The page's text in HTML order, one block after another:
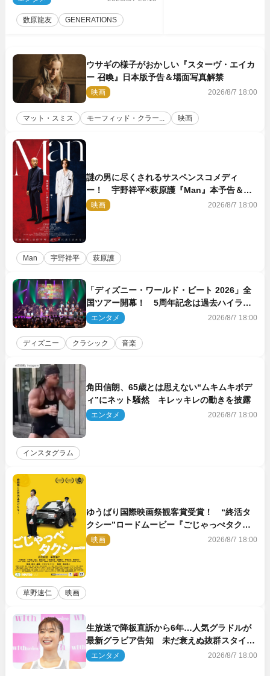
数原龍友 GENERATIONS
ウサギの様子がおかしい『スターヴ・エイカ
ー 召喚』日本版予告＆場面写真解禁
映画 2026/8/7 18:00
マット・スミス モーフィッド・クラー... 映画
謎の男に尽くされるサスペンスコメディ
ー！ 宇野祥平×萩原護『Man』本予告＆新
ビジュアル解禁
映画 2026/8/7 18:00
Man 宇野祥平 萩原護
「ディズニー・ワールド・ビート 2026」全
国ツアー開幕！ 5周年記念は過去ハイライ
ト＆クルーズ旅を大満喫！【潜入レポート】
エンタメ 2026/8/7 18:00
ディズニー クラシック 音楽
角田信朗、65歳とは思えない“ムキムキボデ
ィ”にネット騒然 キレッキレの動きを披露
エンタメ 2026/8/7 18:00
インスタグラム
ゆうばり国際映画祭観客賞受賞！ “終活タ
クシー”ロードムービー『ごじゃっぺタクシ
ー』10月公開＆予告解禁
映画 2026/8/7 18:00
草野速仁 映画
生放送で降板直訴から6年…人気グラドルが
最新グラビア告知 未だ衰えぬ抜群スタイル
に反響
エンタメ 2026/8/7 18:00